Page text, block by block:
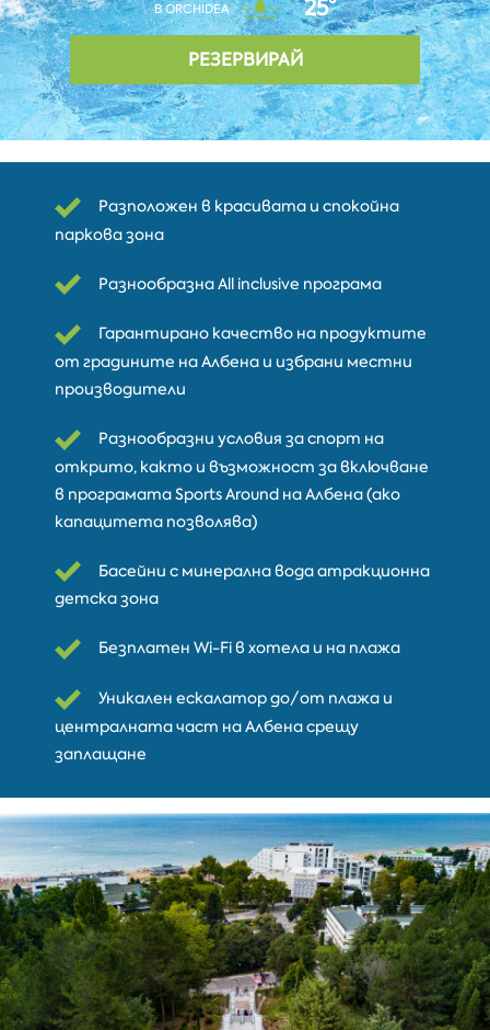
В ORCHIDEA
25°
РЕЗЕРВИРАЙ
Разположен в красивата и спокойна
паркова зона
Разнообразна All inclusive програма
Гарантирано качество на продуктите
от градините на Албена и избрани местни
производители
Разнообразни условия за спорт на
открито, както и възможност за включване
в програмата Sports Around на Албена (ако
капацитета позволява)
Басейни с минерална вода атракционна
детска зона
Безплатен Wi-Fi в хотела и на плажа
Уникален ескалатор до/от плажа и
централната част на Албена срещу
заплащане